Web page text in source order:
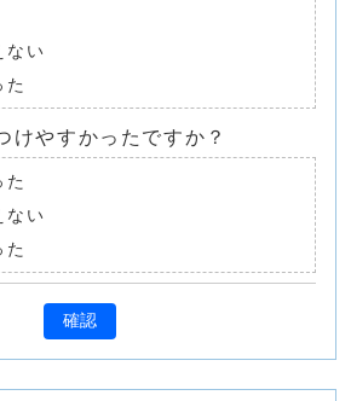
ない
た
けやすかったですか？
た
ない
た
確認